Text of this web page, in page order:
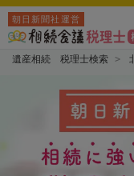
朝日新聞社運営
遺産相続 税理士検索